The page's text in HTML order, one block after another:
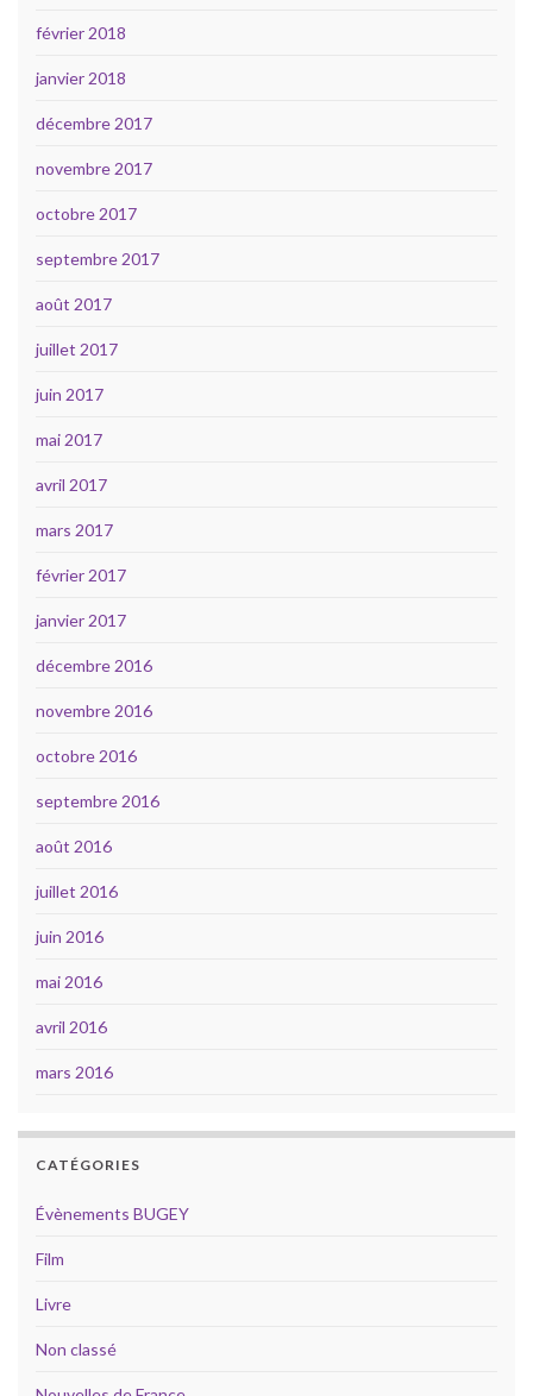
février 2018
janvier 2018
décembre 2017
novembre 2017
octobre 2017
septembre 2017
août 2017
juillet 2017
juin 2017
mai 2017
avril 2017
mars 2017
février 2017
janvier 2017
décembre 2016
novembre 2016
octobre 2016
septembre 2016
août 2016
juillet 2016
juin 2016
mai 2016
avril 2016
mars 2016
CATÉGORIES
Évènements BUGEY
Film
Livre
Non classé